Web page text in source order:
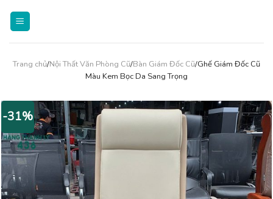
Trang chủ/Nội Thất Văn Phòng Cũ/Bàn Giám Đốc Cũ/Ghế Giám Đốc Cũ
Màu Kem Bọc Da Sang Trọng
-31%